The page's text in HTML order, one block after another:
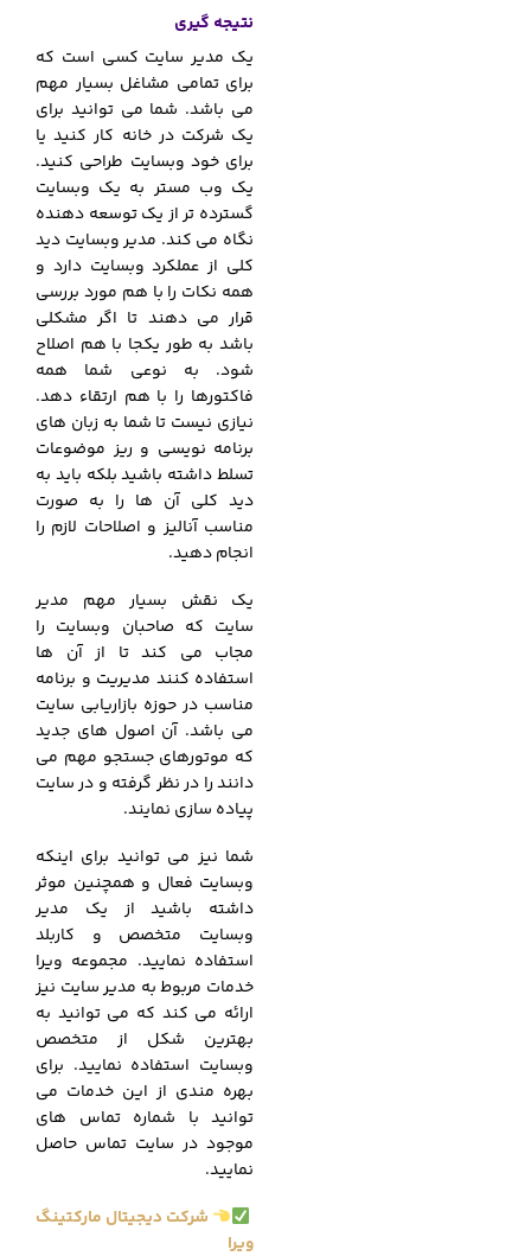
نتیجه گیری
یک مدیر سایت کسی است که
برای تمامی مشاغل بسیار مهم
می باشد. شما می توانید برای
یک شرکت در خانه کار کنید یا
برای خود وبسایت طراحی کنید.
یک وب مستر به یک وبسایت
گسترده تر از یک توسعه دهنده
نگاه می کند. مدیر وبسایت دید
کلی از عملکرد وبسایت دارد و
همه نکات را با هم مورد بررسی
قرار می دهند تا اگر مشکلی
باشد به طور یکجا با هم اصلاح
شود. به نوعی شما همه
فاکتورها را با هم ارتقاء دهد.
نیازی نیست تا شما به زبان های
برنامه نویسی و ریز موضوعات
تسلط داشته باشید بلکه باید به
دید کلی آن ها را به صورت
مناسب آنالیز و اصلاحات لازم را
انجام دهید.
یک نقش بسیار مهم مدیر
سایت که صاحبان وبسایت را
مجاب می کند تا از آن ها
استفاده کنند مدیریت و برنامه
مناسب در حوزه بازاریابی سایت
می باشد. آن اصول های جدید
که موتورهای جستجو مهم می
دانند را در نظر گرفته و در سایت
پیاده سازی نمایند.
شما نیز می توانید برای اینکه
وبسایت فعال و همچنین موثر
داشته باشید از یک مدیر
وبسایت متخصص و کاربلد
استفاده نمایید. مجموعه ویرا
خدمات مربوط به مدیر سایت نیز
ارائه می کند که می توانید به
بهترین شکل از متخصص
وبسایت استفاده نمایید. برای
بهره مندی از این خدمات می
توانید با شماره تماس های
موجود در سایت تماس حاصل
نمایید.
شرکت دیجیتال مارکتینگ
ویرا